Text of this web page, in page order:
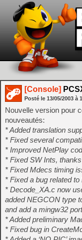
[Console]
Posté le 13/05/2003 à
Nouvelle version pour
nouveautés:
* Added translation
* Fixed several
* Improved NetPlay
* Fixed SW Ints,
* Fixed Mdecs timing
* Fixed a bug related
* Decode_XA.c now
added NEGCON type
and add a mingw32
* Added preliminary
* Fixed bug in